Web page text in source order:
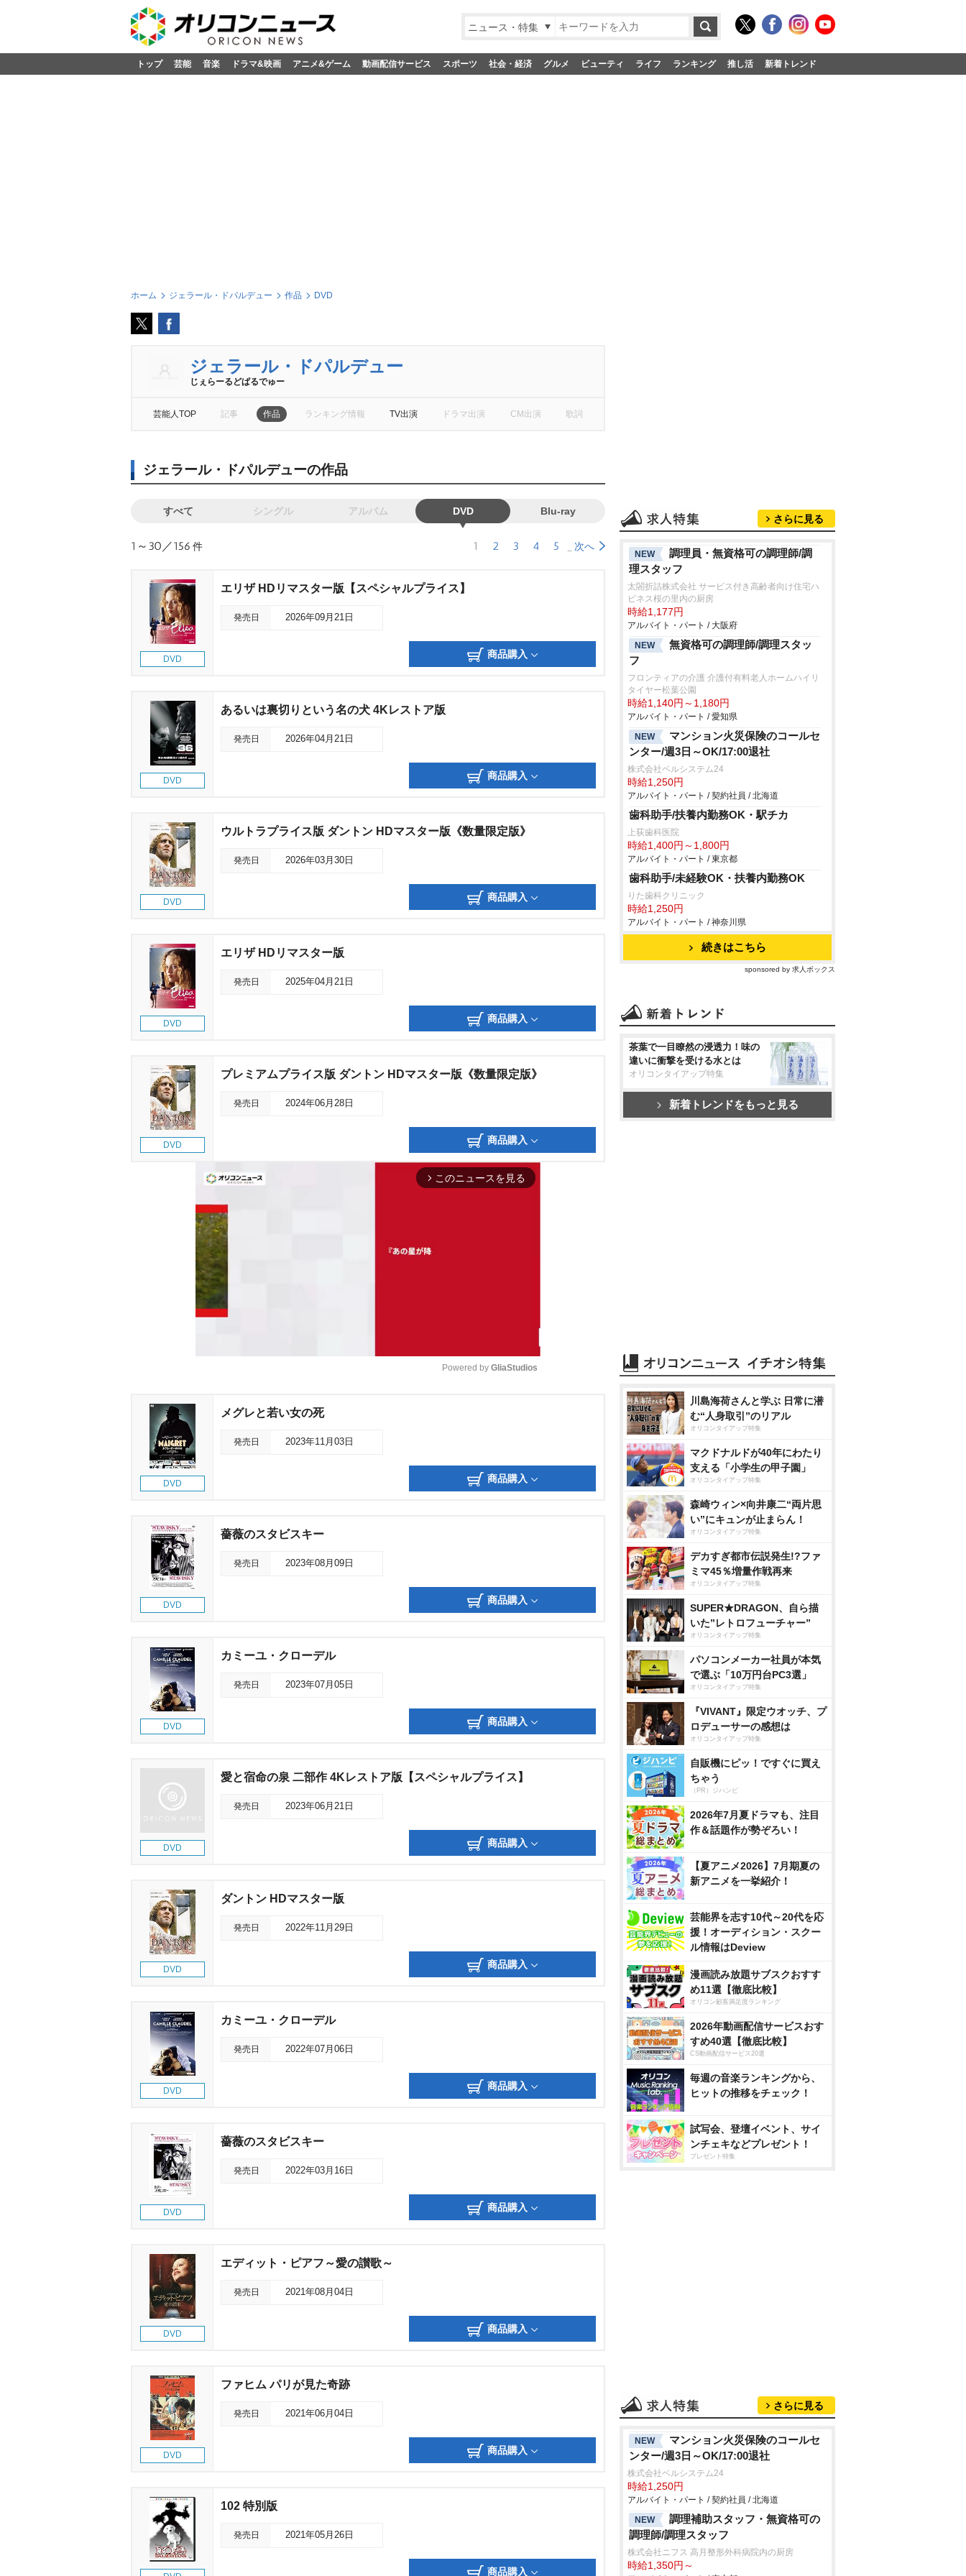
ニュース・特集
トップ 芸能 音楽 ドラマ&映画 アニメ&ゲーム 動画配信サービス スポーツ 社会・経済 グルメ ビューティ ライフ ランキング 推し活 新着トレンド
ホーム ジェラール・ドパルデュー 作品 DVD
ジェラール・ドパルデュー
じぇらーるどぱるでゅー
芸能人TOP 記事 作品 ランキング情報 TV出演 ドラマ出演 CM出演 歌詞
ジェラール・ドパルデューの作品
すべて シングル アルバム DVD Blu-ray
1～30／156 件 1 2 3 4 5 次へ
DVD
エリザ HDリマスター版【スペシャルプライス】
発売日 2026年09月21日
商品購入
DVD
あるいは裏切りという名の犬 4Kレストア版
発売日 2026年04月21日
商品購入
DVD
ウルトラプライス版 ダントン HDマスター版《数量限定版》
発売日 2026年03月30日
商品購入
DVD
エリザ HDリマスター版
発売日 2025年04月21日
商品購入
DVD
プレミアムプライス版 ダントン HDマスター版《数量限定版》
発売日 2024年06月28日
商品購入
arrow_forward_ios このニュースを見る
e
Powered by GliaStudios
DVD
メグレと若い女の死
発売日 2023年11月03日
商品購入
DVD
薔薇のスタビスキー
発売日 2023年08月09日
商品購入
DVD
カミーユ・クローデル
発売日 2023年07月05日
商品購入
DVD
愛と宿命の泉 二部作 4Kレストア版【スペシャルプライス】
発売日 2023年06月21日
商品購入
DVD
ダントン HDマスター版
発売日 2022年11月29日
商品購入
DVD
カミーユ・クローデル
発売日 2022年07月06日
商品購入
DVD
薔薇のスタビスキー
発売日 2022年03月16日
商品購入
DVD
エディット・ピアフ～愛の讃歌～
発売日 2021年08月04日
商品購入
DVD
ファヒム パリが見た奇跡
発売日 2021年06月04日
商品購入
102 特別版
発売日 2021年05月26日
商品購入
さらに見る
NEW
調理員・無資格可の調理師/調
理スタッフ
太閤折詰株式会社 サービス付き高齢者向け住宅ハ
ピネス桜の里内の厨房
時給1,177円
アルバイト・パート / 大阪府
NEW
無資格可の調理師/調理スタッ
フ
フロンティアの介護 介護付有料老人ホームハイリ
タイヤー松葉公園
時給1,140円～1,180円
アルバイト・パート / 愛知県
NEW
マンション火災保険のコールセ
ンター/週3日～OK/17:00退社
株式会社ベルシステム24
時給1,250円
アルバイト・パート / 契約社員 / 北海道
歯科助手/扶養内勤務OK・駅チカ
上荻歯科医院
時給1,400円～1,800円
アルバイト・パート / 東京都
歯科助手/未経験OK・扶養内勤務OK
りた歯科クリニック
時給1,250円
アルバイト・パート / 神奈川県
続きはこちら
sponsored by 求人ボックス
茶葉で一目瞭然の浸透力！味の
違いに衝撃を受ける水とは
オリコンタイアップ特集
新着トレンドをもっと見る
川島海荷さんと学ぶ 日常に潜
む“人身取引”のリアル
オリコンタイアップ特集
マクドナルドが40年にわたり
支える「小学生の甲子園」
オリコンタイアップ特集
森崎ウィン×向井康二“両片思
い”にキュンが止まらん！
オリコンタイアップ特集
デカすぎ都市伝説発生!?ファ
ミマ45％増量作戦再来
オリコンタイアップ特集
SUPER★DRAGON、自ら描
いた”レトロフューチャー”
オリコンタイアップ特集
パソコンメーカー社員が本気
で選ぶ「10万円台PC3選」
オリコンタイアップ特集
『VIVANT』限定ウオッチ、プ
ロデューサーの感想は
オリコンタイアップ特集
自販機にピッ！ですぐに買え
ちゃう
（PR）ジハンピ
2026年7月夏ドラマも、注目
作＆話題作が勢ぞろい！
【夏アニメ2026】7月期夏の
新アニメを一挙紹介！
芸能界を志す10代～20代を応
援！オーディション・スクー
ル情報はDeview
漫画読み放題サブスクおすす
め11選【徹底比較】
オリコン顧客満足度ランキング
2026年動画配信サービスおす
すめ40選【徹底比較】
CS動画配信サービス20選
毎週の音楽ランキングから、
ヒットの推移をチェック！
試写会、登壇イベント、サイ
ンチェキなどプレゼント！
プレゼント特集
さらに見る
NEW
マンション火災保険のコールセ
ンター/週3日～OK/17:00退社
株式会社ベルシステム24
時給1,250円
アルバイト・パート / 契約社員 / 北海道
NEW
調理補助スタッフ・無資格可の
調理師/調理スタッフ
株式会社ニフス 高月整形外科病院内の厨房
時給1,350円～